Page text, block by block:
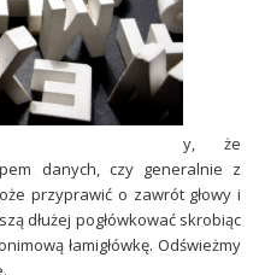
y, że
danych, czy generalnie z
przyprawić o zawrót głowy i
dłużej pogłówkować skrobiąc
łamigłówkę. Odświeżmy